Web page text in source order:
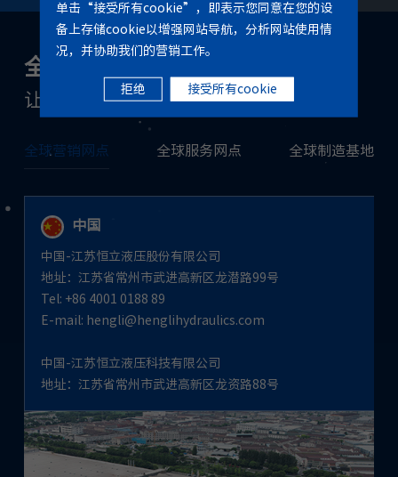
单击“接受所有cookie”，即表示您同意在您的设
备上存储cookie以增强网站导航，分析网站使用情
况，并协助我们的营销工作。
拒绝 接受所有cookie
全球
让世界变得更加美好
全球营销网点 全球服务网点 全球制造基地
中国
中国-江苏恒立液压股份有限公司
地址：江苏省常州市武进高新区龙潜路99号
Tel: +86 4001 0188 89
E-mail: hengli@henglihydraulics.com
中国-江苏恒立液压科技有限公司
地址：江苏省常州市武进高新区龙资路88号
E-mail: hengli@henglihydraulics.com
中国-江苏恒立液压铸造分公司
中国-江苏恒立液压股份有限公司
地址：江苏省常州市武进高新区龙潜路99号
联系人：service
电话：+864001018889